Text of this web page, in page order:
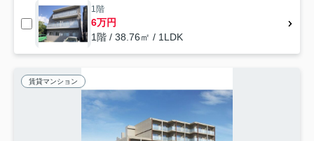
1階
6万円
1階 / 38.76㎡ / 1LDK
賃貸マンション